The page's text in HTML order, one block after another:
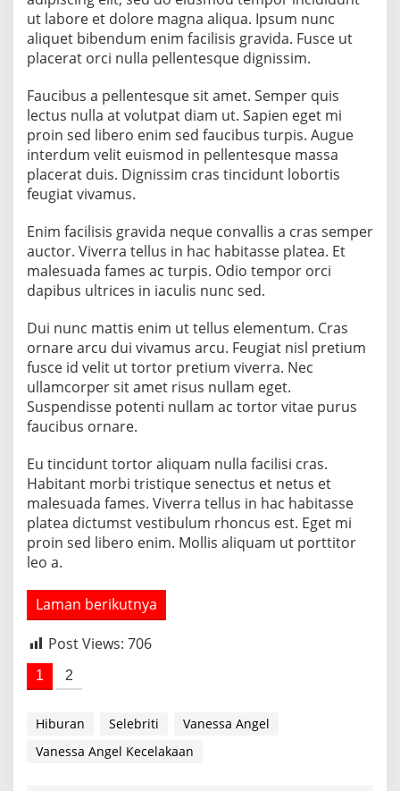
a
r
a
h
m
a
r
a
h
d
n
g
k
i
t
a
y
P
e
a
u
h
a
n
ut labore et dolore magna aliqua. Ipsum nunc
aliquet bibendum enim facilisis gravida. Fusce ut
placerat orci nulla pellentesque dignissim.
Faucibus a pellentesque sit amet. Semper quis
lectus nulla at volutpat diam ut. Sapien eget mi
proin sed libero enim sed faucibus turpis. Augue
interdum velit euismod in pellentesque massa
placerat duis. Dignissim cras tincidunt lobortis
feugiat vivamus.
Enim facilisis gravida neque convallis a cras semper
auctor. Viverra tellus in hac habitasse platea. Et
malesuada fames ac turpis. Odio tempor orci
dapibus ultrices in iaculis nunc sed.
Dui nunc mattis enim ut tellus elementum. Cras
ornare arcu dui vivamus arcu. Feugiat nisl pretium
fusce id velit ut tortor pretium viverra. Nec
ullamcorper sit amet risus nullam eget.
Suspendisse potenti nullam ac tortor vitae purus
faucibus ornare.
Eu tincidunt tortor aliquam nulla facilisi cras.
Habitant morbi tristique senectus et netus et
malesuada fames. Viverra tellus in hac habitasse
platea dictumst vestibulum rhoncus est. Eget mi
proin sed libero enim. Mollis aliquam ut porttitor
leo a.
Laman berikutnya
Post Views: 706
1 2
Hiburan Selebriti
Vanessa Angel
Vanessa Angel Kecelakaan